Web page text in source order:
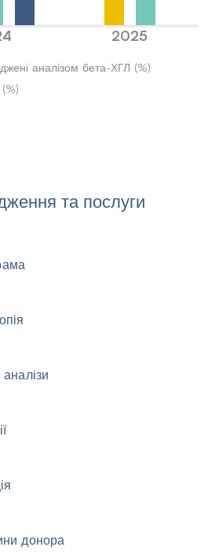
2025
аналізом бета-ХГЛ (%)
(%)
та послуги
аналізи
донора